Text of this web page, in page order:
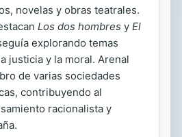
novelas y obras teatrales.
Los dos hombres y El
explorando temas
justicia y la moral. Arenal
de varias sociedades
contribuyendo al
racionalista y